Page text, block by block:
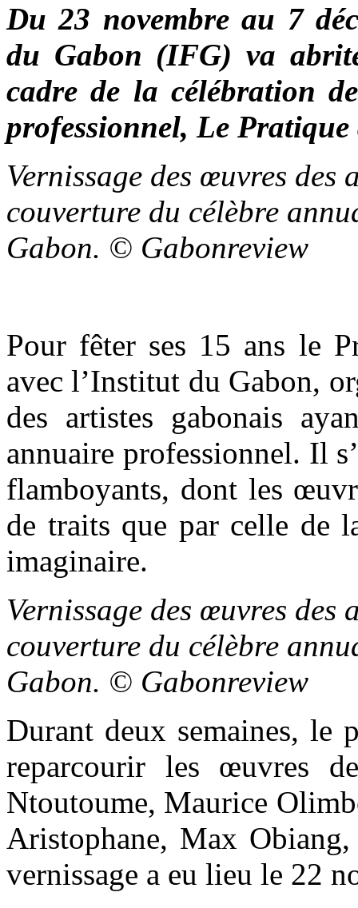
Du 23 novembre au 7
du Gabon (IFG) va
cadre de la célébration
professionnel, Le
Vernissage des œuvres
couverture du célèbre
Gabon. © Gabonreview
Pour fêter ses 15 ans le
avec l’Institut du Gabon,
des artistes gabonais
annuaire professionnel. Il
flamboyants, dont les
de traits que par celle de
imaginaire.
Vernissage des œuvres
couverture du célèbre
Gabon. © Gabonreview
Durant deux semaines,
reparcourir les œuvres
Ntoutoume, Maurice
Aristophane, Max
vernissage a eu lieu le 22